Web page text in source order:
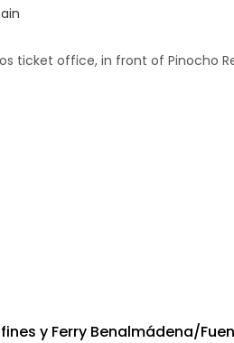
ticket office, in front of Pinocho
y Ferry Benalmádena/